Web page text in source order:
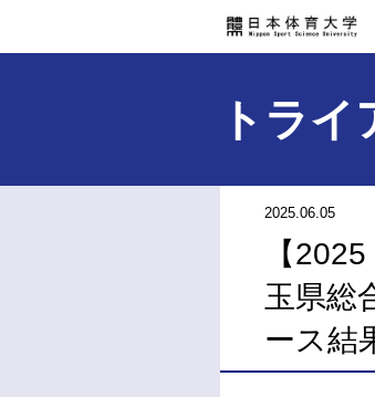
トラ
2025.06.05
【
玉県総
ース結